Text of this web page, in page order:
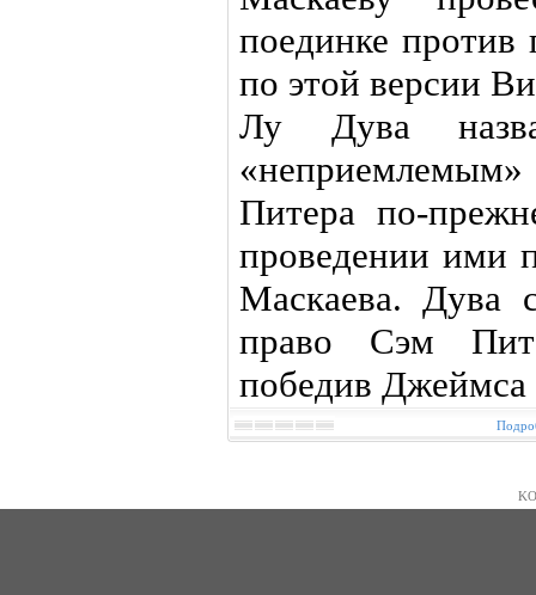
поединке против
по этой версии
Лу Дува
Питера по-
проведении ими
Маскаева. Дува
право Сэм
победив